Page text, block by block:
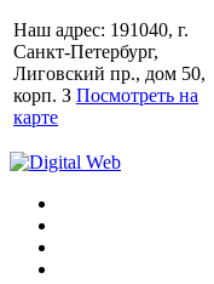
Наш адрес: 191040, г.
Санкт-Петербург,
Лиговский пр., дом 50,
корп. З Посмотреть на
карте